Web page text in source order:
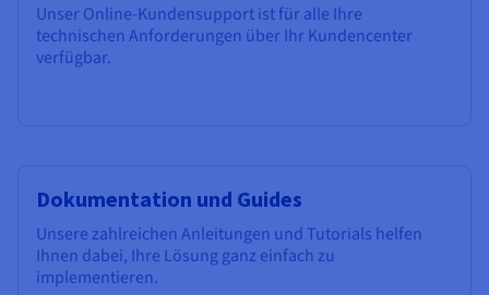
Unser Online-Kundensupport ist für alle Ihre
technischen Anforderungen über Ihr Kundencenter
verfügbar.
Dokumentation und Guides
Unsere zahlreichen Anleitungen und Tutorials helfen
Ihnen dabei, Ihre Lösung ganz einfach zu
implementieren.